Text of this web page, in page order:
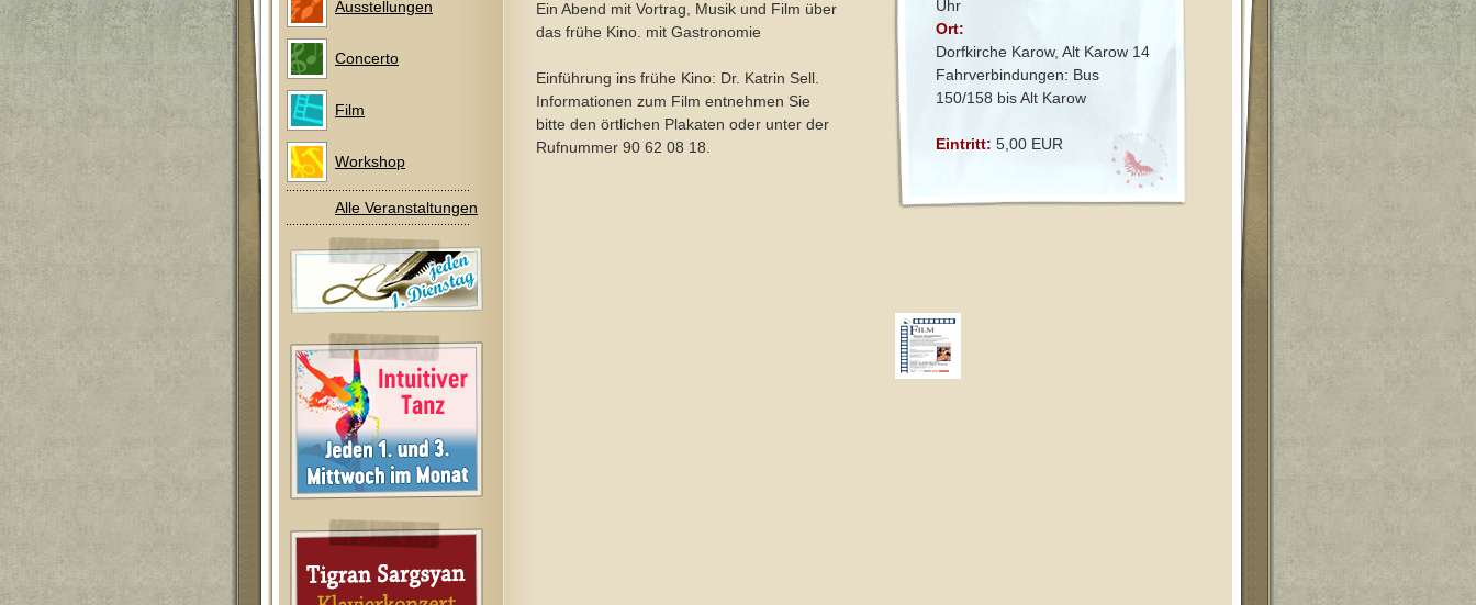
Ausstellungen
Concerto
Film
Workshop
Alle Veranstaltungen
Ein Abend mit Vortrag, Musik und Film über
das frühe Kino. mit Gastronomie
Einführung ins frühe Kino: Dr. Katrin Sell.
Informationen zum Film entnehmen Sie
bitte den örtlichen Plakaten oder unter der
Rufnummer 90 62 08 18.
Uhr
Ort:
Dorfkirche Karow, Alt Karow 14
Fahrverbindungen: Bus
150/158 bis Alt Karow
Eintritt: 5,00 EUR